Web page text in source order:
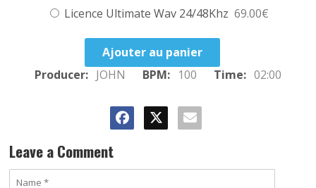
Licence Ultimate Wav 24/48Khz 69.00€
Ajouter au panier
Producer: JOHN BPM: 100 Time: 02:00
Leave a Comment